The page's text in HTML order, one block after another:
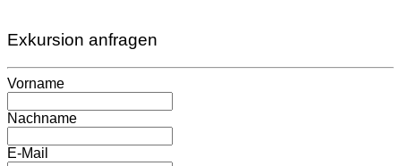
Exkursion anfragen
Vorname
Nachname
E-Mail